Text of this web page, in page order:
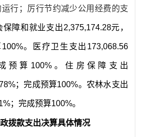
运行 ；厉行节约减少公用经费的支
保障和就业支出2,375,174.28元，
100%。 医疗卫生支出 173,068.56
预算 100%。住房保障支出
%；完成预算100%。农林水支出
%；完成预算100%。
拨款支出决算具体情况